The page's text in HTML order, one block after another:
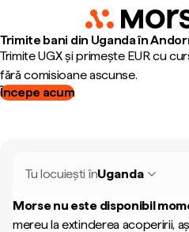
Trimite bani din Uganda în
Trimite UGX și primește EUR cu
fără comisioane ascunse.
Începe acum
Tu locuiești înUganda
Morse nu este disponibil
mereu la extinderea acoperirii,